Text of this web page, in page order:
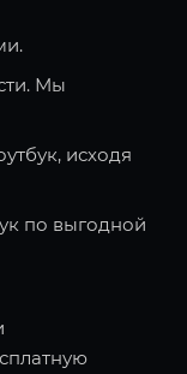
Мы
исходя
по выгодной